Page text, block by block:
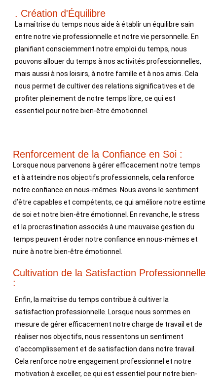
. Création d'Équilibre
La maîtrise du temps nous aide à établir un équilibre sain
entre notre vie professionnelle et notre vie personnelle. En
planifiant consciemment notre emploi du temps, nous
pouvons allouer du temps à nos activités professionnelles,
mais aussi à nos loisirs, à notre famille et à nos amis. Cela
nous permet de cultiver des relations significatives et de
profiter pleinement de notre temps libre, ce qui est
essentiel pour notre bien-être émotionnel.
Renforcement de la Confiance en Soi :
Lorsque nous parvenons à gérer efficacement notre temps
et à atteindre nos objectifs professionnels, cela renforce
notre confiance en nous-mêmes. Nous avons le sentiment
d’être capables et compétents, ce qui améliore notre estime
de soi et notre bien-être émotionnel. En revanche, le stress
et la procrastination associés à une mauvaise gestion du
temps peuvent éroder notre confiance en nous-mêmes et
nuire à notre bien-être émotionnel.
Cultivation de la Satisfaction Professionnelle
:
Enfin, la maîtrise du temps contribue à cultiver la
satisfaction professionnelle. Lorsque nous sommes en
mesure de gérer efficacement notre charge de travail et de
réaliser nos objectifs, nous ressentons un sentiment
d’accomplissement et de satisfaction dans notre travail.
Cela renforce notre engagement professionnel et notre
motivation à exceller, ce qui est essentiel pour notre bien-